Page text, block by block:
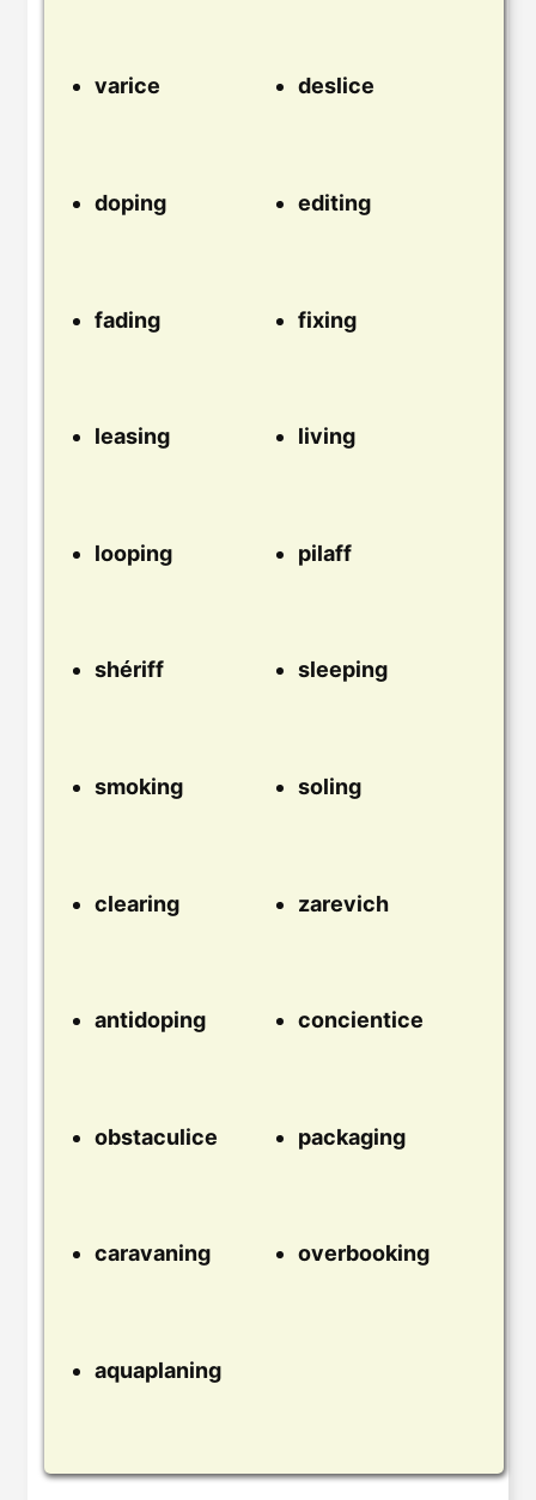
varice deslice
doping editing
fading fixing
leasing living
looping pilaff
shériff sleeping
smoking soling
clearing zarevich
antidoping concientice
obstaculice packaging
caravaning overbooking
aquaplaning